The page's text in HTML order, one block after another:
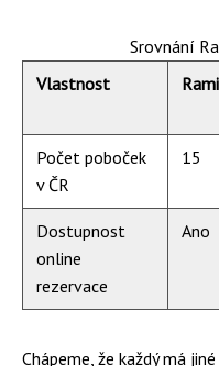
Srovnání
Vlastnost
Počet poboček
v ČR
15
Dostupnost
online
rezervace
Ano
Chápeme, že každý má